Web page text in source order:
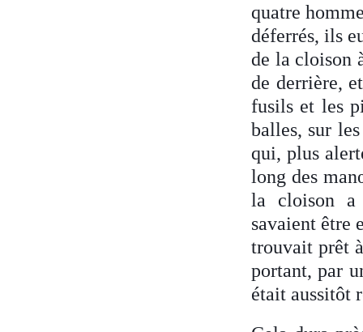
quatre
déferrés, ils
de la cloison
de derrière,
fusils et les
balles, sur
qui, plus
long des
la cloison a
savaient être
trouvait prêt
portant, par
était aussitôt